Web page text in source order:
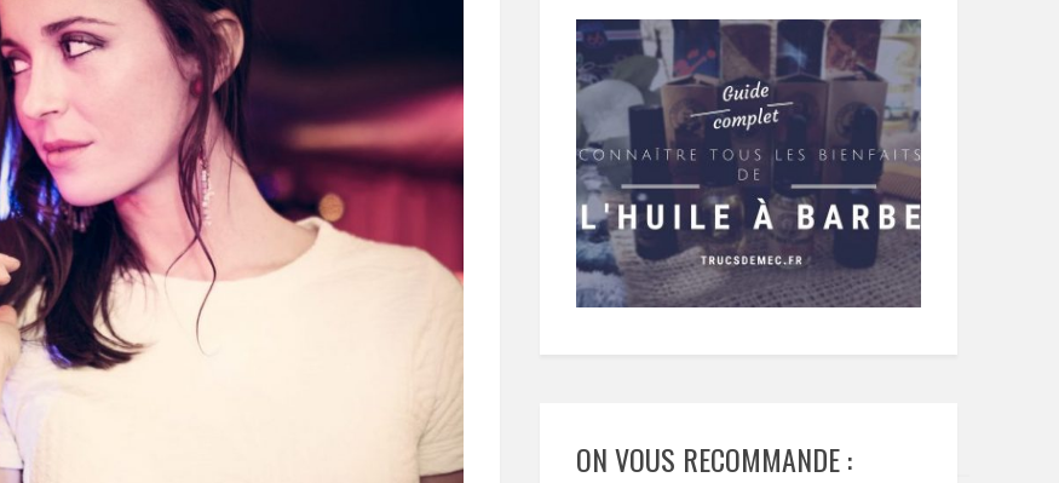
ON VOUS RECOMMANDE :